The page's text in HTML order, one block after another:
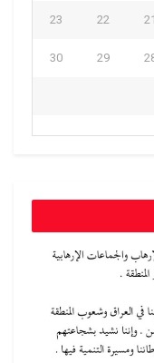
21
22
23
29
30